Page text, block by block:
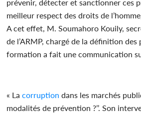
prévenir, détecter et sanctionner ces
meilleur respect des droits de
A cet effet, M. Soumahoro Kouily,
de l’ARMP, chargé de la définition
formation a fait une communication
« Lacorruption dans les marchés
modalités de prévention ?’’. Son